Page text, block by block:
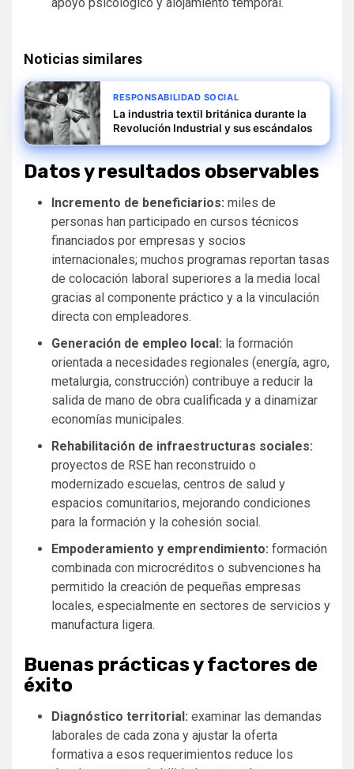
Noticias similares
RESPONSABILIDAD SOCIAL
La industria textil británica durante la
Revolución Industrial y sus escándalos
Datos y resultados observables
Incremento de beneficiarios: miles de
personas han participado en cursos técnicos
financiados por empresas y socios
internacionales; muchos programas reportan tasas
de colocación laboral superiores a la media local
gracias al componente práctico y a la vinculación
directa con empleadores.
Generación de empleo local: la formación
orientada a necesidades regionales (energía, agro,
metalurgia, construcción) contribuye a reducir la
salida de mano de obra cualificada y a dinamizar
economías municipales.
Rehabilitación de infraestructuras sociales:
proyectos de RSE han reconstruido o
modernizado escuelas, centros de salud y
espacios comunitarios, mejorando condiciones
para la formación y la cohesión social.
Empoderamiento y emprendimiento: formación
combinada con microcréditos o subvenciones ha
permitido la creación de pequeñas empresas
locales, especialmente en sectores de servicios y
manufactura ligera.
Buenas prácticas y factores de
éxito
Diagnóstico territorial: examinar las demandas
laborales de cada zona y ajustar la oferta
formativa a esos requerimientos reduce los